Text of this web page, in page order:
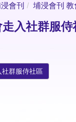
會刊 埔浸會刊
入社群服侍
群服侍社區